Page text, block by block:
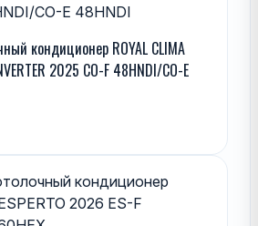
кондиционер ROYAL CLIMA
2025 CO-F 48HNDI/CO-E